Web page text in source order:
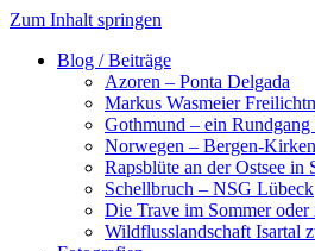
Zum Inhalt springen
Blog / Beiträge
Azoren – Ponta Delgada
Markus Wasmeier
Gothmund – ein
Norwegen – Bergen-
Rapsblüte an der Ostsee in
Schellbruch – NSG Lübeck
Die Trave im Sommer
Wildflusslandschaft Isartal